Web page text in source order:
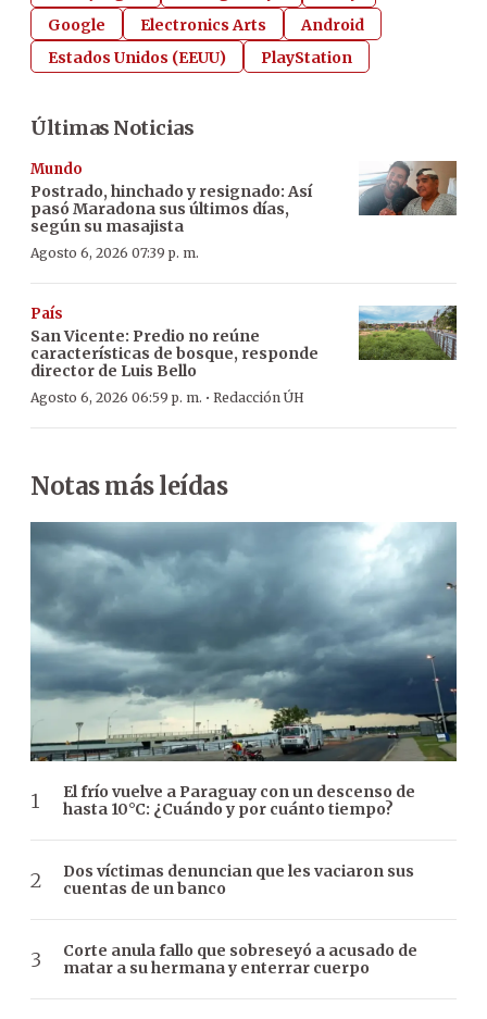
Google
Electronics Arts
Android
Estados Unidos (EEUU)
PlayStation
Últimas Noticias
Mundo
Postrado, hinchado y resignado: Así
pasó Maradona sus últimos días,
según su masajista
Agosto 6, 2026 07:39 p. m.
País
San Vicente: Predio no reúne
características de bosque, responde
director de Luis Bello
Agosto 6, 2026 06:59 p. m. · Redacción ÚH
Notas más leídas
El frío vuelve a Paraguay con un descenso de
hasta 10°C: ¿Cuándo y por cuánto tiempo?
Dos víctimas denuncian que les vaciaron sus
cuentas de un banco
Corte anula fallo que sobreseyó a acusado de
matar a su hermana y enterrar cuerpo